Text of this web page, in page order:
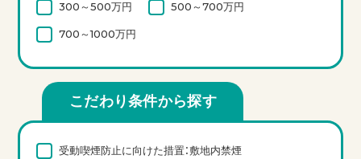
300～500万円 500～700万円
700～1000万円
こだわり条件から探す
受動喫煙防止に向けた措置：敷地内禁煙